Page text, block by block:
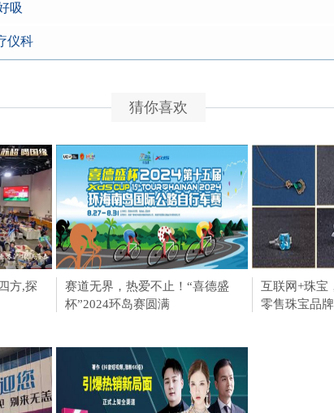
吸
仪科
猜你喜欢
方,探
淮安成功举办第四届淮河华商大
会211个签约项目 总
赛道无界，热
杯”2024环岛
赛道无界，热爱不止！“喜德盛
杯”2024环岛赛圆满
中国人寿财
城经济 发展
互联网+珠宝
零售珠宝品